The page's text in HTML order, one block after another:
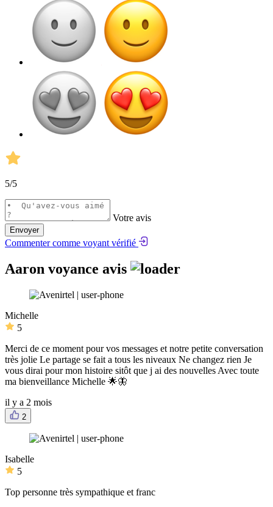
5/5
Votre avis
Envoyer
Commenter comme voyant vérifié
Aaron voyance avis
Michelle
5
Merci de ce moment pour vos messages et notre petite conversation
très jolie Le partage se fait a tous les niveaux Ne changez rien Je
vous dirai pour mon histoire sitôt que j ai des nouvelles Avec toute
ma bienveillance Michelle 🌟🦋
il y a 2 mois
2
Isabelle
5
Top personne très sympathique et franc